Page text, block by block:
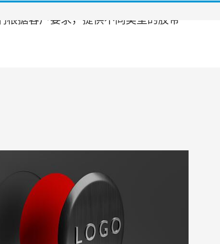
据客户要求，提供不同类型的胶带
牌，可以避免破坏板材